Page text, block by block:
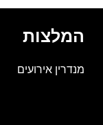
המלצות
מנדרין אירועים